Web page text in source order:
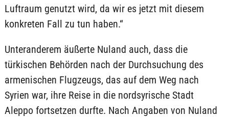
Luftraum genutzt wird, da wir es jetzt mit diesem
konkreten Fall zu tun haben.“
Unteranderem äußerte Nuland auch, dass die
türkischen Behörden nach der Durchsuchung des
armenischen Flugzeugs, das auf dem Weg nach
Syrien war, ihre Reise in die nordsyrische Stadt
Aleppo fortsetzen durfte. Nach Angaben von Nuland